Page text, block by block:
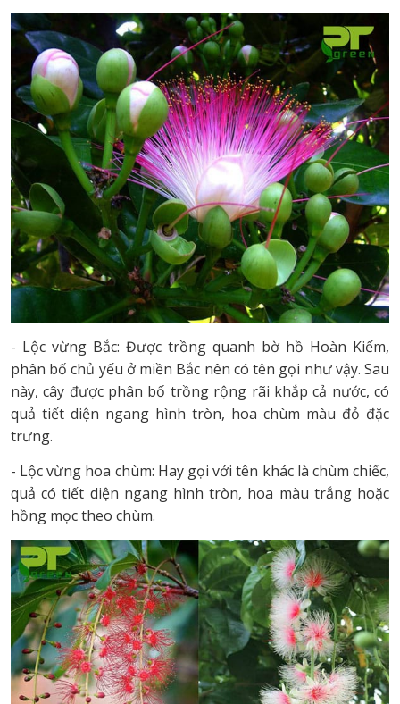
- Lộc vừng Bắc: Được trồng quanh bờ hồ Hoàn Kiếm,
phân bố chủ yếu ở miền Bắc nên có tên gọi như vậy. Sau
này, cây được phân bố trồng rộng rãi khắp cả nước, có
quả tiết diện ngang hình tròn, hoa chùm màu đỏ đặc
trưng.
- Lộc vừng hoa chùm: Hay gọi với tên khác là chùm chiếc,
quả có tiết diện ngang hình tròn, hoa màu trắng hoặc
hồng mọc theo chùm.